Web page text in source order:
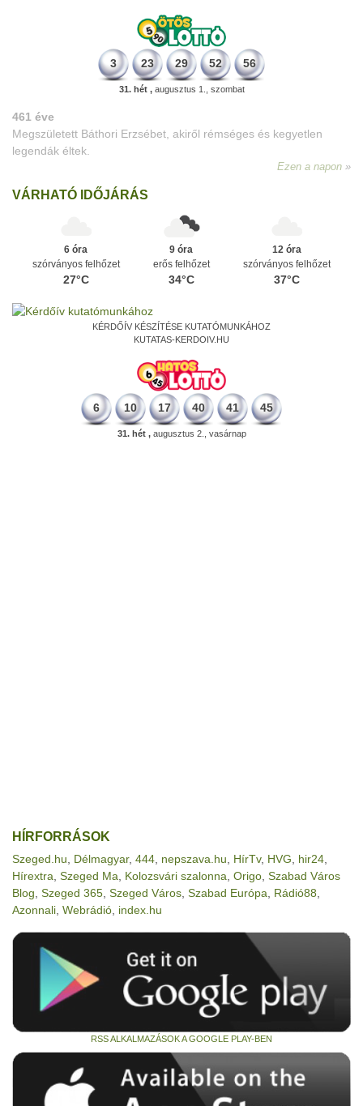
3 23 29 52 56
31. hét ,augusztus 1., szombat
VÁRHATÓ IDŐJÁRÁS
6 óra
szórványos felhőzet
27°C
9 óra
erős felhőzet
34°C
12 óra
szórványos felhőzet
37°C
KÉRDŐÍV KÉSZÍTÉSE KUTATÓMUNKÁHOZ
KUTATAS-KERDOIV.HU
6 10 17 40 41 45
31. hét ,augusztus 2., vasárnap
HÍRFORRÁSOK
Szeged.hu Délmagyar, 444 nepszava.hu HírTv, HVG hir24
Hírextra Szeged Ma Kolozsvári szalonna Origo Szabad Város
Blog Szeged 365 Szeged Város Szabad Európa Rádió88
Azonnali Webrádió index.hu
RSS ALKALMAZÁSOK A GOOGLE PLAY-BEN